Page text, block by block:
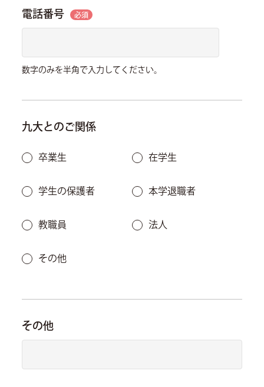
電話番号 必須
数字のみを半角で入力してください。
九大とのご関係
卒業生 在学生
学生の保護者 本学退職者
教職員 法人
その他
その他